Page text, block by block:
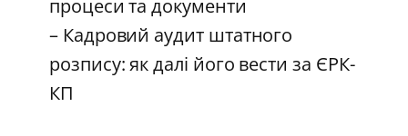
процеси та документи
– Кадровий аудит штатного
розпису: як далі його вести за ЄРК-
КП